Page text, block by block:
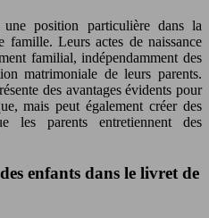
position particulière dans la
Leurs actes de naissance
familial, indépendamment des
matrimoniale de leurs parents.
des avantages évidents pour
mais peut également créer des
les parents entretiennent des
enfants dans le livret de